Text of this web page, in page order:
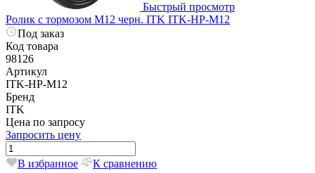
Быстрый просмотр
Ролик с тормозом М12 черн. ITK ITK-HP-M12
Под заказ
Код товара
98126
Артикул
ITK-HP-M12
Бренд
ITK
Цена по запросу
Запросить цену
В избранное К сравнению